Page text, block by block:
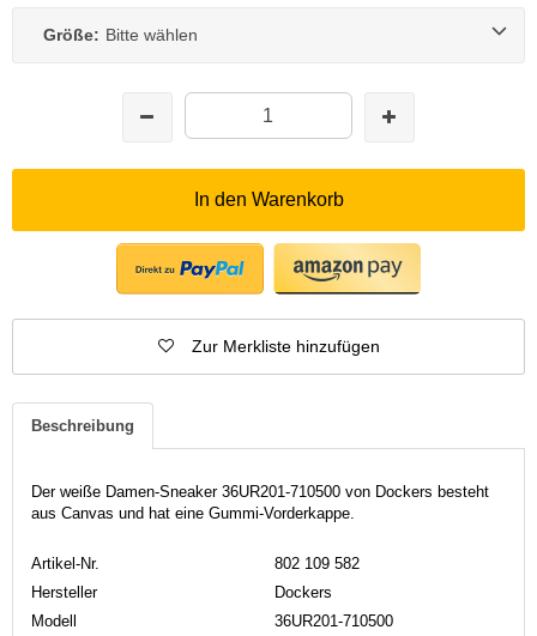
Größe: Bitte wählen
In den Warenkorb
Zur Merkliste hinzufügen
Beschreibung
Der weiße Damen-Sneaker 36UR201-710500 von Dockers besteht
aus Canvas und hat eine Gummi-Vorderkappe.
Artikel-Nr.
802 109 582
Hersteller
Dockers
Modell
36UR201-710500